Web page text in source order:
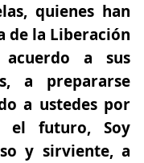
quienes han
de la Liberación
a sus
a prepararse
a ustedes por
el futuro, Soy
y sirviente, a